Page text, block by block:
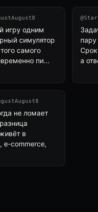
игру одним
симулятор
самого
пи...
а
не ломает
в
e-commerce,